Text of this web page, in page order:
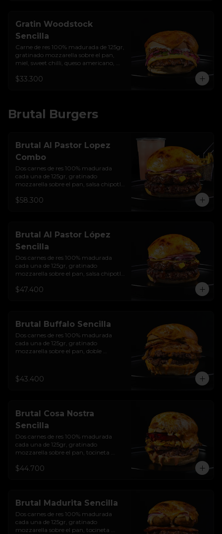
Gratin Woodstock
Sencilla
Carne de res 100% madurada de 125gr,
gratinado mozzarella sobre el pan,
miel, sweet chilli, queso americano,
encurtido de cebolla, salsa de ajo y pan
$33.300
Brutal Burgers
Brutal Al Pastor Lopez
Combo
Dos carnes de res 100% madurada
cada una de 125gr, gratinado
mozzarella sobre el pan, salsa chipotle
tostada de maíz crujiente, cilantro,
$58.300
Brutal Al Pastor López
Sencilla
Dos carnes de res 100% madurada
cada una de 125gr, gratinado
mozzarella sobre el pan, salsa chipotle
tostada de maíz crujiente, cilantro,
$47.400
Brutal Buffalo Sencilla
Dos carnes de res 100% madurada
cada una de 125gr, gratinado
mozzarella sobre el pan, doble
caramelizada, Salsa Buffalo levemente
picante y pan brioche sellado.
$43.400
Brutal Cosa Nostra
Sencilla
Dos carnes de res 100% madurada
cada una de 125gr, gratinado
mozzarella sobre el pan, tocineta
queso cheddar, cebolla crocante,
$44.700
Brutal Madurita Sencilla
Dos carnes de res 100% madurada
cada una de 125gr, gratinado
mozzarella sobre el pan, tocineta